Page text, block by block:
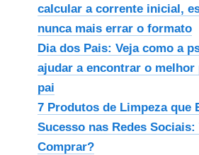
calcular a corrente inicial,
nunca mais errar o formato
Dia dos Pais: Veja como a
ajudar a encontrar o melhor
pai
7 Produtos de Limpeza que
Sucesso nas Redes Sociais:
Comprar?